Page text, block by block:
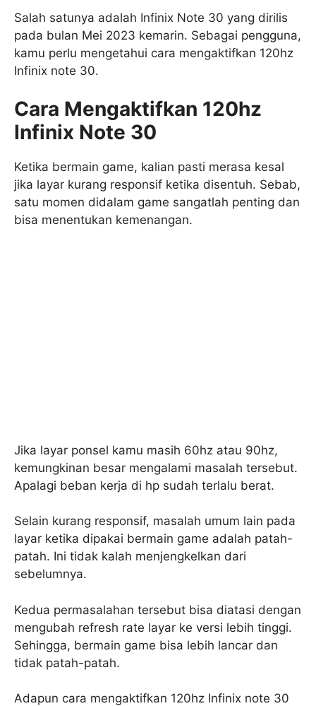
Salah satunya adalah Infinix Note 30 yang dirilis
pada bulan Mei 2023 kemarin. Sebagai pengguna,
kamu perlu mengetahui cara mengaktifkan 120hz
Infinix note 30.
Cara Mengaktifkan 120hz
Infinix Note 30
Ketika bermain game, kalian pasti merasa kesal
jika layar kurang responsif ketika disentuh. Sebab,
satu momen didalam game sangatlah penting dan
bisa menentukan kemenangan.
Jika layar ponsel kamu masih 60hz atau 90hz,
kemungkinan besar mengalami masalah tersebut.
Apalagi beban kerja di hp sudah terlalu berat.
Selain kurang responsif, masalah umum lain pada
layar ketika dipakai bermain game adalah patah-
patah. Ini tidak kalah menjengkelkan dari
sebelumnya.
Kedua permasalahan tersebut bisa diatasi dengan
mengubah refresh rate layar ke versi lebih tinggi.
Sehingga, bermain game bisa lebih lancar dan
tidak patah-patah.
Adapun cara mengaktifkan 120hz Infinix note 30